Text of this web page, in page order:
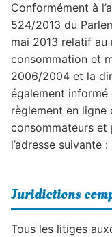
Conformément à
524/2013 du
mai 2013 relatif
consommation et
2006/2004 et la
également informé
règlement en ligne
consommateurs et
l’adresse suivante
Juridictions
Tous les litiges